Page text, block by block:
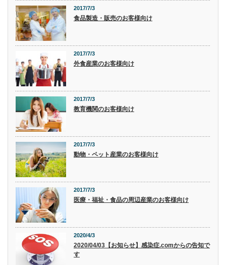
2017/7/3
食品製造・販売のお客様向け
2017/7/3
外食産業のお客様向け
2017/7/3
教育機関のお客様向け
2017/7/3
動物・ペット産業のお客様向け
2017/7/3
医療・福祉・食品の周辺産業のお客様向け
2020/4/3
2020/04/03【お知らせ】感染症.comからの告知で
す